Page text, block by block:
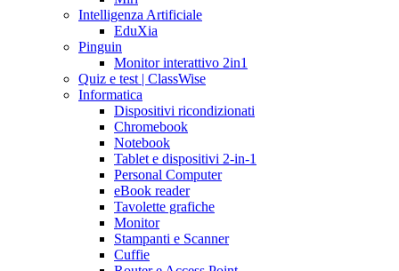
Intelligenza Artificiale
EduXia
Pinguin
Monitor interattivo 2in1
Quiz e test | ClassWise
Informatica
Dispositivi ricondizionati
Chromebook
Notebook
Tablet e dispositivi 2-in-1
Personal Computer
eBook reader
Tavolette grafiche
Monitor
Stampanti e Scanner
Cuffie